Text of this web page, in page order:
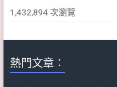
1,432,894 次瀏覽
熱門文章︰